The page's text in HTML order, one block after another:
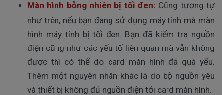
Màn hình bỗng nhiên bị tối đen: Cũng tương tự
như trên, nếu bạn đang sử dụng máy tính mà màn
hình máy tính bị tối đen. Bạn đã kiểm tra nguồn
điện cũng như các yếu tố liên quan mà vẫn không
được thì có thể do card màn hình đã quá yếu.
Thêm một nguyên nhân khác là do bộ nguồn yêu
và thiết bị không đủ nguồn điện tới card màn hình.